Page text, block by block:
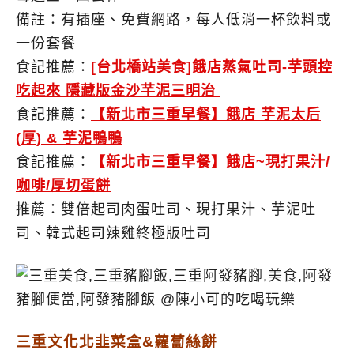
備註：有插座、免費網路，每人低消一杯飲料或
一份套餐
食記推薦： [台北橋站美食]餓店蒸氣吐司-芋頭控
吃起來 隱藏版金沙芋泥三明治
食記推薦：
【新北市三重早餐】餓店 芋泥太后
(厚) & 芋泥鴨鴨
食記推薦：
【新北市三重早餐】餓店~現打果汁/
咖啡/厚切蛋餅
推薦：雙倍起司肉蛋吐司、現打果汁、芋泥吐
司、韓式起司辣雞終極版吐司
三重文化北韭菜盒&蘿蔔絲餅